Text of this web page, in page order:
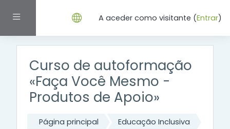
Painel lateral A aceder como visitante (Entrar)
Curso de autoformação
«Faça Você Mesmo -
Produtos de Apoio»
Página principal Educação Inclusiva